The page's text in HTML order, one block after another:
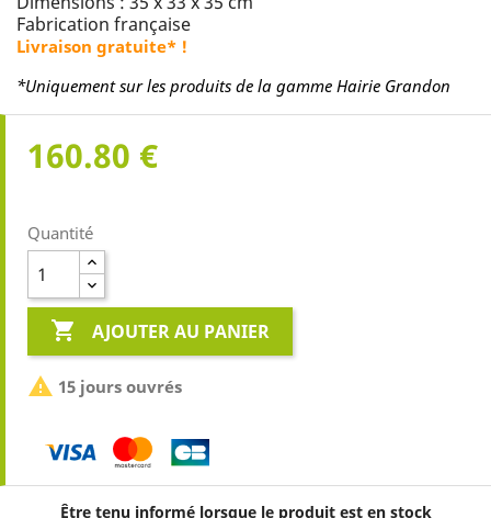
Fabrication française
Livraison gratuite* !
*Uniquement sur les produits de la gamme Hairie Grandon
160.80 €
Quantité
 AJOUTER AU PANIER
 15 jours ouvrés
Être tenu informé lorsque le produit est en stock